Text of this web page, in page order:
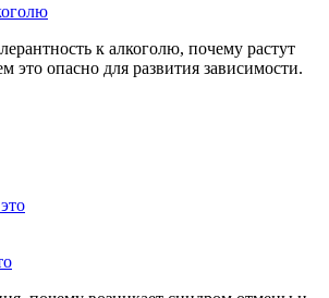
к алкоголю, почему растут
это опасно для развития зависимости.